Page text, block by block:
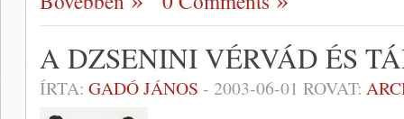
A DZSENINI VÉRVÁD ÉS
ÍRTA: GADÓ JÁNOS - 2003-06-01 ROVAT: